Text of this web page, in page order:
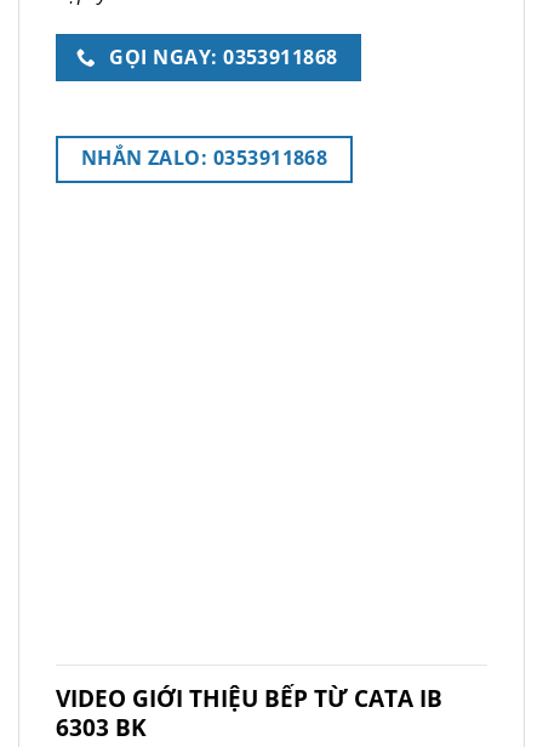
GỌI NGAY: 0353911868
NHẮN ZALO: 0353911868
VIDEO GIỚI THIỆU BẾP TỪ CATA IB
6303 BK